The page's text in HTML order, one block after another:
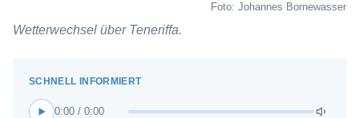
Foto: Johannes Bornewasser
Wetterwechsel über Teneriffa.
0:00 / 0:00